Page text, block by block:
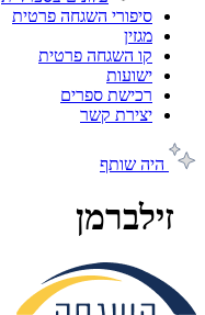
סיפורי השגחה פרטית
מגזין
קו השגחה פרטית
ישועות
רכישת ספרים
יצירת קשר
היה שותף
זילברמן